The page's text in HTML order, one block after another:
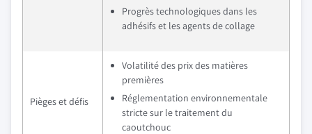
Progrès technologiques dans les
adhésifs et les agents de collage
Pièges et défis
Volatilité des prix des matières
premières
Réglementation environnementale
stricte sur le traitement du
caoutchouc